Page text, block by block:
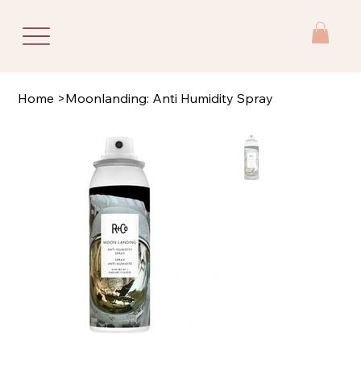
Home >Moonlanding: Anti Humidity Spray